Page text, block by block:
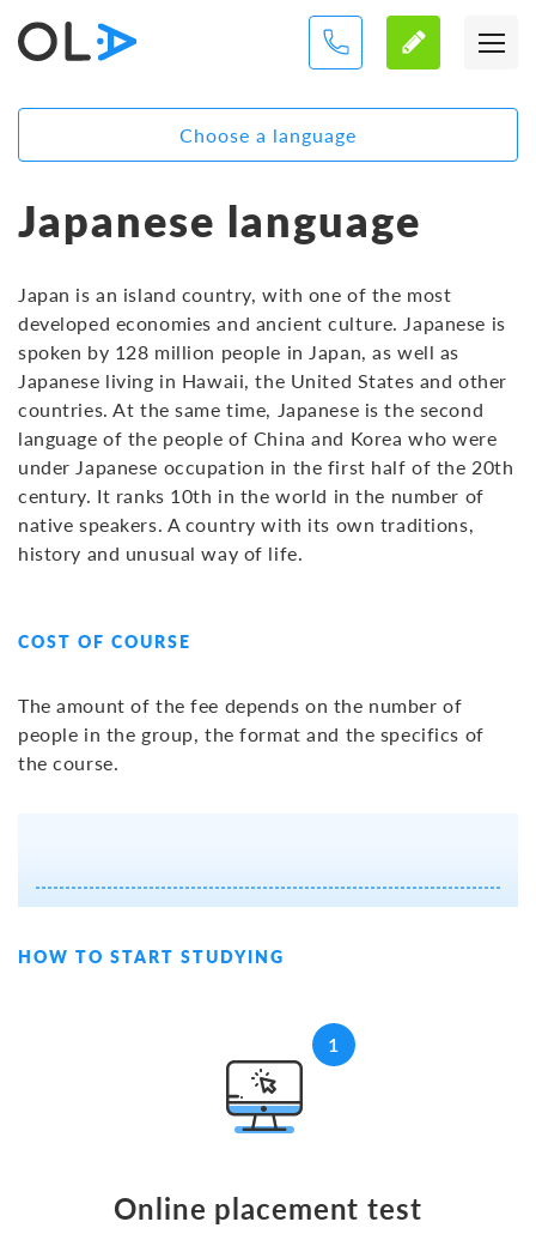
Choose a language
Japanese language
Japan is an island country, with one of the most
developed economies and ancient culture. Japanese is
spoken by 128 million people in Japan, as well as
Japanese living in Hawaii, the United States and other
countries. At the same time, Japanese is the second
language of the people of China and Korea who were
under Japanese occupation in the first half of the 20th
century. It ranks 10th in the world in the number of
native speakers. A country with its own traditions,
history and unusual way of life.
COST OF COURSE
The amount of the fee depends on the number of
people in the group, the format and the specifics of
the course.
HOW TO START STUDYING
Online placement test